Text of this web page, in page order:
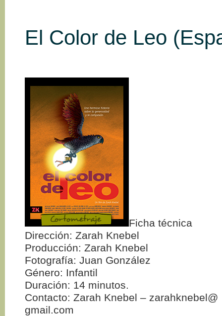
El Color de Leo
Ficha técnica
Dirección: Zarah Knebel
Producción: Zarah Knebel
Fotografía: Juan González
Género: Infantil
Duración: 14 minutos.
Contacto: Zarah Knebel – zarahknebel@
gmail.com